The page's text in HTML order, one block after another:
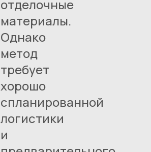
отделочные
материалы.
Однако
метод
требует
хорошо
спланированной
логистики
и